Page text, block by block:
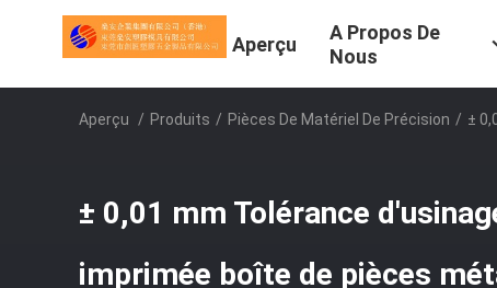
Aperçu
A Propos De
Nous
Aperçu / Produits / Pièces De Matériel De Précision / ±
± 0,01 mm Tolérance
imprimée boîte de pièces